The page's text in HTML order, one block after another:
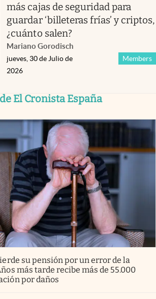
más cajas de seguridad para
guardar ‘billeteras frías’ y criptos,
¿cuánto salen?
Mariano Gorodisch
Members
jueves, 30 de Julio de
2026
El Cronista España
su pensión por un error de la
más tarde recibe más de 55.000
por daños